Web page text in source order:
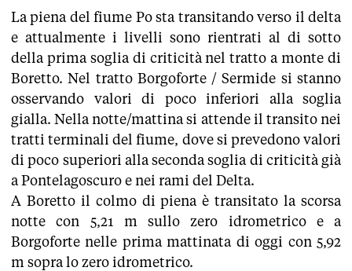
La piena del fiume Po sta transitando verso il delta
e attualmente i livelli sono rientrati al di sotto
della prima soglia di criticità nel tratto a monte di
Boretto. Nel tratto Borgoforte / Sermide si stanno
osservando valori di poco inferiori alla soglia
gialla. Nella notte/mattina si attende il transito nei
tratti terminali del fiume, dove si prevedono valori
di poco superiori alla seconda soglia di criticità già
a Pontelagoscuro e nei rami del Delta.
A Boretto il colmo di piena è transitato la scorsa
notte con 5,21 m sullo zero idrometrico e a
Borgoforte nelle prima mattinata di oggi con 5,92
m sopra lo zero idrometrico.